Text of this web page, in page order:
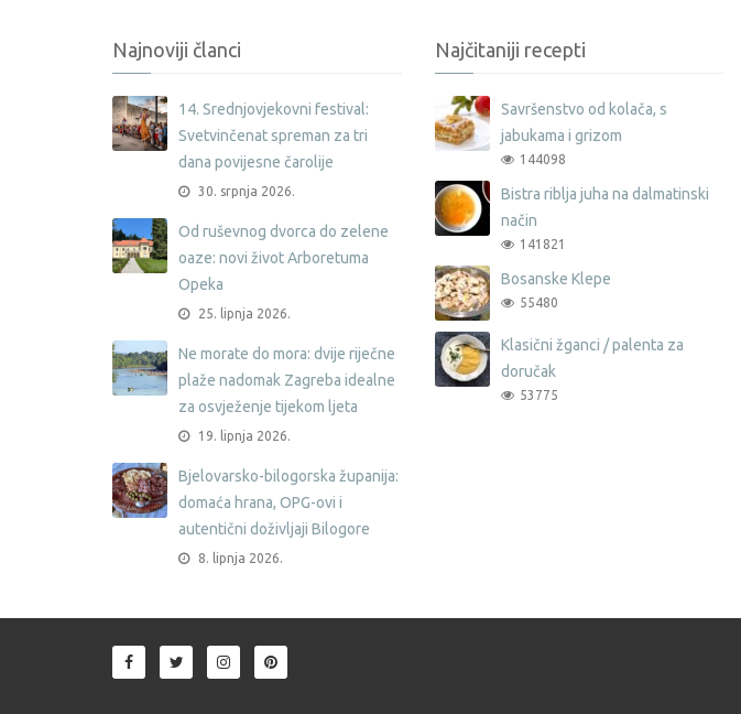
Najnoviji članci
14. Srednjovjekovni festival:
Svetvinčenat spreman za tri
dana povijesne čarolije
30. srpnja 2026.
Od ruševnog dvorca do zelene
oaze: novi život Arboretuma
Opeka
25. lipnja 2026.
Ne morate do mora: dvije riječne
plaže nadomak Zagreba idealne
za osvježenje tijekom ljeta
19. lipnja 2026.
Bjelovarsko-bilogorska županija:
domaća hrana, OPG-ovi i
autentični doživljaji Bilogore
8. lipnja 2026.
Najčitaniji recepti
Savršenstvo od kolača, s
jabukama i grizom
144098
Bistra riblja juha na dalmatinski
način
141821
Bosanske Klepe
55480
Klasični žganci / palenta za
doručak
53775